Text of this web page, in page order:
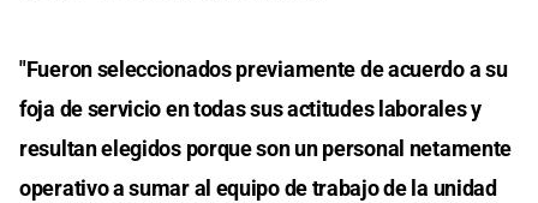
"Fueron seleccionados previamente de acuerdo a su
foja de servicio en todas sus actitudes laborales y
resultan elegidos porque son un personal netamente
operativo a sumar al equipo de trabajo de la unidad